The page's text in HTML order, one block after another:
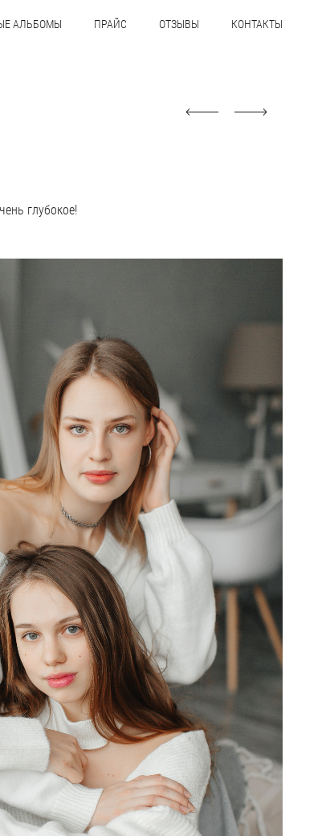
АЛЬБОМЫ ПРАЙС ОТЗЫВЫ КОНТАКТЫ
глубокое!